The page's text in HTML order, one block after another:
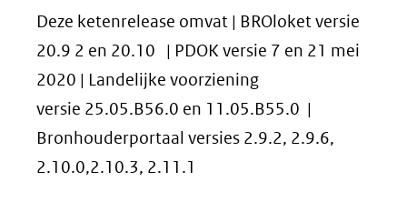
Deze ketenrelease omvat | BROloket versie
20.9 2 en 20.10 | PDOK versie 7 en 21 mei
2020 | Landelijke voorziening
versie 25.05.B56.0 en 11.05.B55.0 |
Bronhouderportaal versies 2.9.2, 2.9.6,
2.10.0,2.10.3, 2.11.1